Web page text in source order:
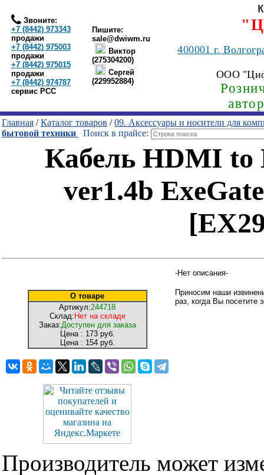
Звоните:
+7 (8442) 973343
продажи
+7 (8442) 975003
продажи
+7 (8442) 975015
продажи
+7 (8442) 974787
сервис РСС
Пишите:
sale@dwiwm.ru
Виктор
(275304200)
Сергей
(229952884)
400001г.
ООО
Главная /Каталог товаров /09. Аксессуары и носители для
бытовой техники
Поиск в прайсе:
Кабель HDMI
ver1.4b
О товаре
Артикул:244718
Склад: Нет на складе
Заказ:Доступен для заказа
Цена : 173 руб.
Цена : 154 руб.
-Нет описания-
Приносим наши
раз, когда Вы посетите
Производитель может